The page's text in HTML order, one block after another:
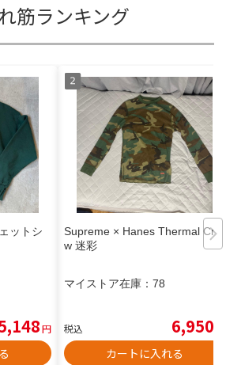
筋ランキング
ットシ
円
Supreme × Hanes Thermal Cre
w 迷彩
マイストア在庫： 78
税込 6,950
カートに入れる